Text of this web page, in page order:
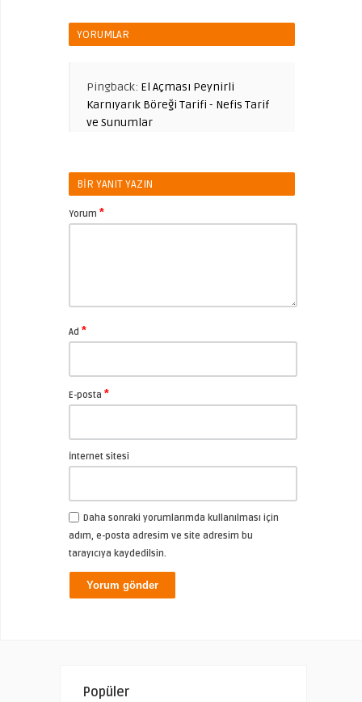
YORUMLAR
Pingback: El Açması Peynirli
Karnıyarık Böreği Tarifi - Nefis Tarif
ve Sunumlar
BIR YANIT YAZIN
Yorum *
Ad *
E-posta *
İnternet sitesi
Daha sonraki yorumlarımda kullanılması için
adım, e-posta adresim ve site adresim bu
tarayıcıya kaydedilsin.
Popüler